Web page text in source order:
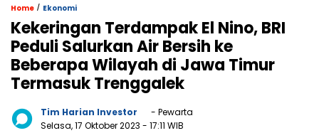
Home / Ekonomi
Kekeringan Terdampak El Nino, BRI
Peduli Salurkan Air Bersih ke
Beberapa Wilayah di Jawa Timur
Termasuk Trenggalek
Tim Harian Investor
- Pewarta
Selasa, 17 Oktober 2023 - 17:11 WIB